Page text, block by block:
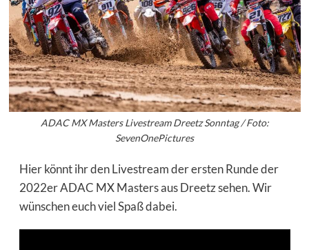
ADAC MX Masters Livestream Dreetz Sonntag / Foto:
SevenOnePictures
Hier könnt ihr den Livestream der ersten Runde der
2022er ADAC MX Masters aus Dreetz sehen. Wir
wünschen euch viel Spaß dabei.